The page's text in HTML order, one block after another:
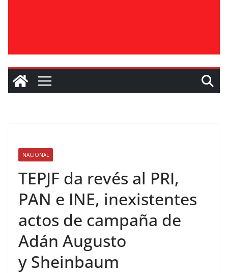
NACIONAL
TEPJF da revés al PRI,
PAN e INE, inexistentes
actos de campaña de
Adán Augusto
y Sheinbaum